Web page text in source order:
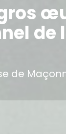
de
de